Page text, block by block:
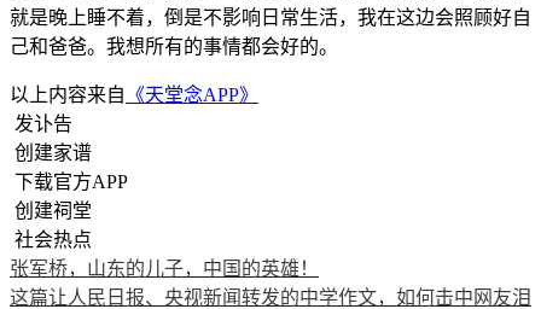
就是晚上睡不着，倒是不影响日常生活，我在这边会照顾好自
己和爸爸。我想所有的事情都会好的。
以上内容来自 《天堂念APP》
发讣告
创建家谱
下载官方APP
创建祠堂
社会热点
张军桥，山东的儿子，中国的英雄！
这篇让人民日报、央视新闻转发的中学作文，如何击中网友泪